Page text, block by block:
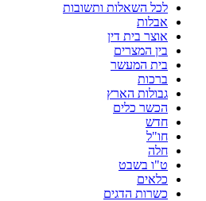
לכל השאלות ותשובות
אבלות
אוצר בית דין
בין המצרים
בית המעשר
ברכות
גבולות הארץ
הכשר כלים
חדש
חו"ל
חלה
ט"ו בשבט
כלאים
כשרות הדגים